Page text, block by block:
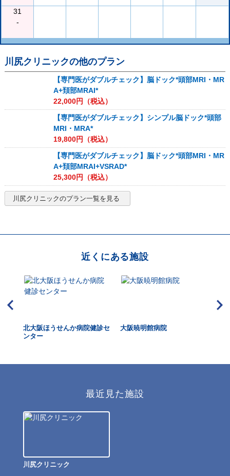
31
-
川尻クリニックの他のプラン
【専門医がダブルチェック】脳ドック*頭部MRI・MR
A+頚部MRAI*
22,000円（税込）
【専門医がダブルチェック】シンプル脳ドック*頭部
MRI・MRA*
19,800円（税込）
【専門医がダブルチェック】脳ドック*頭部MRI・MR
A+頚部MRAI+VSRAD*
25,300円（税込）
川尻クリニックのプラン一覧を見る
近くにある施設
北大阪ほうせんか病院健診セ
ンター
大阪暁明館病院
最近見た施設
川尻クリニック